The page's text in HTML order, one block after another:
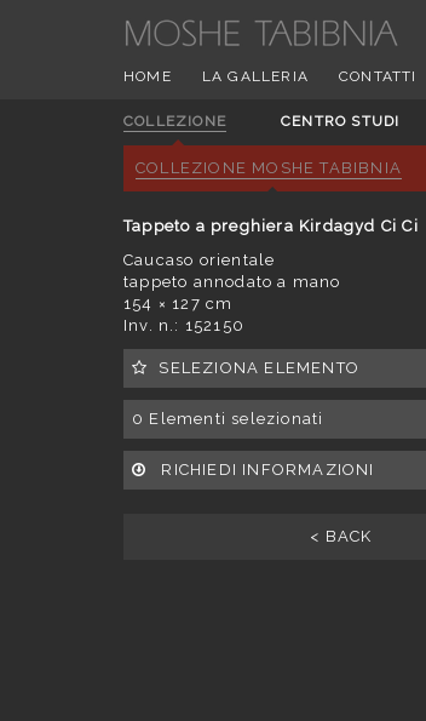
HOME LA GALLERIA CONTATTI
COLLEZIONE CENTRO STUDI
COLLEZIONE MOSHE TABIBNIA
Tappeto a preghiera Kirdagyd Ci Ci
Caucaso orientale
tappeto annodato a mano
154 × 127 cm
Inv. n.: 152150
SELEZIONA ELEMENTO
0 Elementi selezionati
RICHIEDI INFORMAZIONI
< BACK